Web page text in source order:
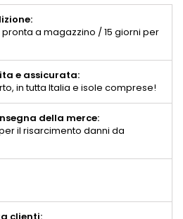
a magazzino / 15 giorni per
e assicurata:
in tutta Italia e isole comprese!
della merce:
il risarcimento danni da